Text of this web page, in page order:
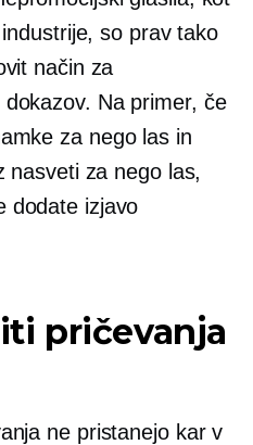
so prav tako
način za
Na primer, če
za nego las in
nasveti za nego las,
dodate izjavo
pričevanja
ne pristanejo kar v